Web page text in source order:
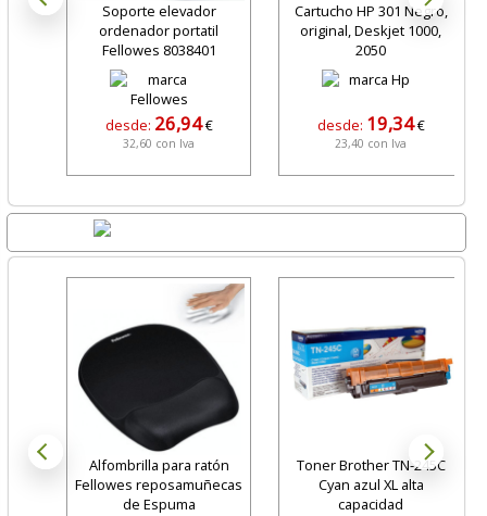
Soporte elevador
ordenador portatil
Fellowes 8038401
desde: 26,94€
32,60 con Iva
Cartucho HP 301 Negro,
original, Deskjet 1000,
2050
desde: 19,34€
23,40 con Iva
Alfombrilla para ratón
Fellowes reposamuñecas
de Espuma
Toner Brother TN-245C
Cyan azul XL alta
capacidad